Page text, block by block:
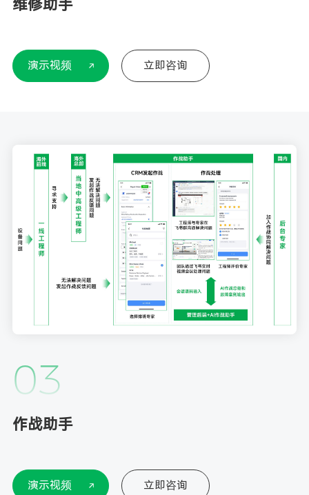
维修助手
演示视频 立即咨询
03
作战助手
演示视频 立即咨询